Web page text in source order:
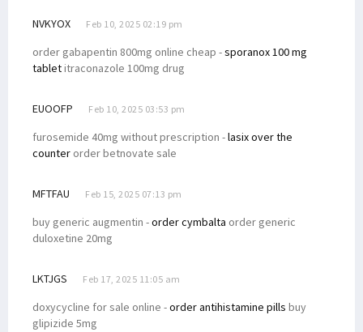
NVKYOX Feb 10, 2025 02:19 pm
order gabapentin 800mg online cheap -sporanox 100 mg
tabletitraconazole 100mg drug
EUOOFP Feb 10, 2025 03:53 pm
furosemide 40mg without prescription -lasix over the
counter order betnovate sale
MFTFAU Feb 15, 2025 07:13 pm
buy generic augmentin -order cymbalta order generic
duloxetine 20mg
LKTJGS Feb 17, 2025 11:05 am
doxycycline for sale online -order antihistamine pills buy
glipizide 5mg